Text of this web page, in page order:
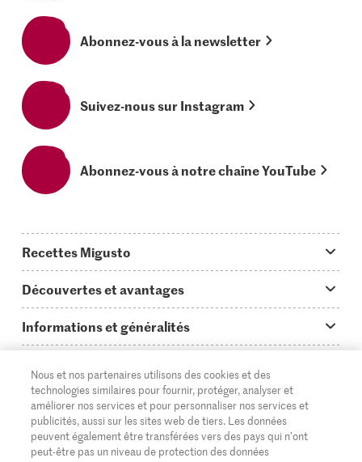
Abonnez-vous à la newsletter
Suivez-nous sur Instagram
Abonnez-vous à notre chaîne YouTube
Recettes Migusto
Idées de menus
Plats principaux
Simple & vite prêt
Apéritif
Préparations au four
Découvertes et avantages
On en parle...
Tutoriels
Glossaire des ingrédients
Login Migusto
Informations et généralités
Questions concernant Migusto
Cuisiner avec Migusto
Service clientèle & contact
Publicité
Supermarché
Migros Online
À propos de Migros
DE FR IT
Nous et nos partenaires utilisons des cookies et des
technologies similaires pour fournir, protéger, analyser et
améliorer nos services et pour personnaliser nos services et
publicités, aussi sur les sites web de tiers. Les données
peuvent également être transférées vers des pays qui n'ont
peut-être pas un niveau de protection des données